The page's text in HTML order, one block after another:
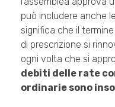
può includere anche
significa che il
di prescrizione si
ogni volta che si
debiti delle rate
ordinarie sono